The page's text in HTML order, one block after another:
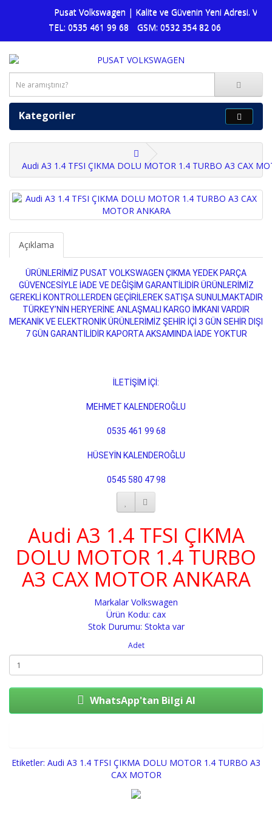
Pusat Volkswagen | Kalite ve Güvenin Yeni Adresi.
TEL: 0535 461 99 68
GSM: 0532 354 82 06
Kategoriler
Audi A3 1.4 TFSI ÇIKMA DOLU MOTOR 1.4 TURBO A3 CAX
Açıklama
ÜRÜNLERİMİZ PUSAT VOLKSWAGEN ÇIKMA YEDEK PARÇA
GÜVENCESİYLE İADE VE DEĞİŞİM GARANTİLİDİR ÜRÜNLERİMİZ
GEREKLİ KONTROLLERDEN GEÇİRİLEREK SATIŞA SUNULMAKTADIR
TÜRKEY’NİN HERYERİNE ANLAŞMALI KARGO İMKANI VARDIR
MEKANİK VE ELEKTRONİK ÜRÜNLERİMİZ ŞEHİR İÇİ 3 GÜN SEHİR DIŞI
7 GÜN GARANTİLİDİR KAPORTA AKSAMINDA İADE YOKTUR
İLETİŞİM İÇİ:
MEHMET KALENDEROĞLU
0535 461 99 68
HÜSEYİN KALENDEROĞLU
0545 580 47 98
Audi A3 1.4 TFSI ÇIKMA
DOLU MOTOR 1.4 TURBO
A3 CAX MOTOR ANKARA
Markalar Volkswagen
Ürün Kodu: cax
Stok Durumu: Stokta var
Adet
WhatsApp'tan Bilgi Al
Etiketler: Audi A3 1.4 TFSI ÇIKMA DOLU MOTOR 1.4 TURBO A3
CAX MOTOR